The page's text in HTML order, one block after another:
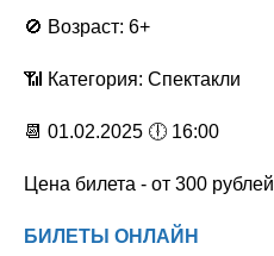
🚫 Возраст: 6+
📶 Категория: Спектакли
📆 01.02.2025 🕕 16:00
Цена билета - от 300 рублей
БИЛЕТЫ ОНЛАЙН